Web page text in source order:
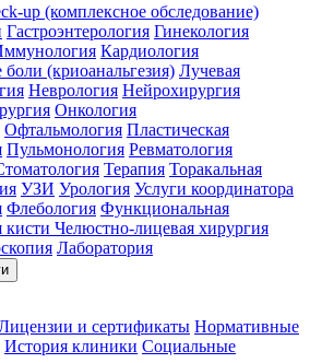
up (комплексное обследование)
Гастроэнтерология Гинекология
Кардиология
(криоанальгезия) Лучевая
Неврология Нейрохирургия
Онкология
Офтальмология Пластическая
Пульмонология Ревматология
Терапия Торакальная
УЗИ Урология Услуги координатора
Флебология Функциональная
кисти Челюстно-лицевая хирургия
Лаборатория
и сертификаты Нормативные
История клиники Социальные